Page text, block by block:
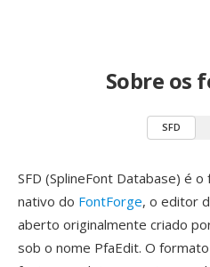
Sobre os
SFD
SFD (SplineFont Database) é
nativo do FontForge, o editor
aberto originalmente criado
sob o nome PfaEdit. O